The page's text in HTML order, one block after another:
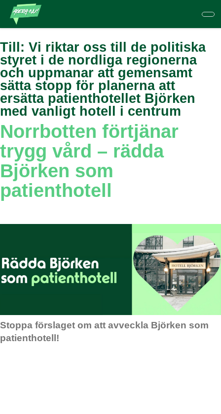
Hoppa
huvudinnehåll
Till: Vi riktar oss till de politiska
styret i de nordliga regionerna
och uppmanar att gemensamt
sätta stopp för planerna att
ersätta patienthotellet Björken
med vanligt hotell i centrum
Norrbotten förtjänar
trygg vård – rädda
Björken som
patienthotell
Stoppa förslaget om att avveckla Björken som
patienthotell!